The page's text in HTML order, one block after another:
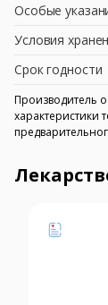
Особые
Условия
Срок годности
Производитель
характеристики